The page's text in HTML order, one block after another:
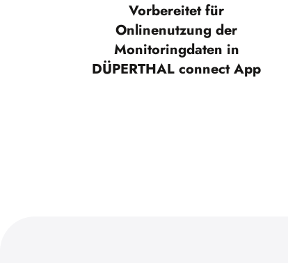
Vorbereitet für
Onlinenutzung der
Monitoringdaten in
DÜPERTHAL connect App